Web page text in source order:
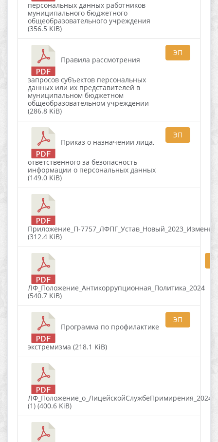
персональных данных работников
муниципального бюджетного
общеобразовательного учреждения
(356.5 KiB)
Правила рассмотрения
запросов субъектов персональных
данных или их представителей в
муниципальном бюджетном
общеобразовательном учреждении
(286.8 KiB)
ЭП
Приказ о назначении лица,
ответственного за безопасность
информации о персональных данных
(149.0 KiB)
ЭП
Приложение_П-
(312.4 KiB)
ЛФ_Положение_Антикоррупционная_Политика_2024
(540.7 KiB)
Программа по профилактике
экстремизма (218.1 KiB)
ЭП
(1) (400.6 KiB)